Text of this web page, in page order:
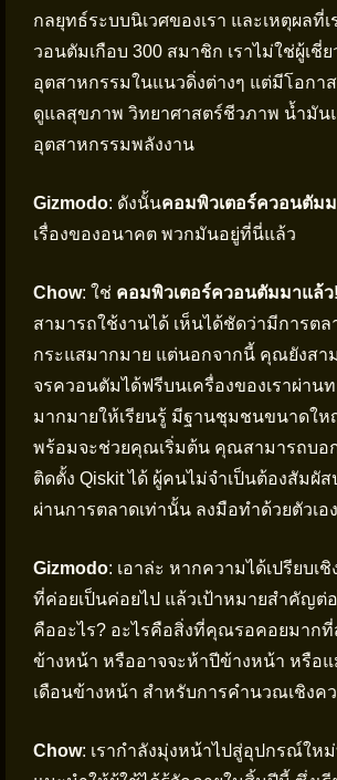
กลยุทธ์ระบบนิเวศของเรา และเหตุผลที่
วอนตัมเกือบ 300 สมาชิก เราไม่ใช่ผู้เชี่
อุตสาหกรรมในแนวดิ่งต่างๆ แต่มีโอกา
ดูแลสุขภาพ วิทยาศาสตร์ชีวภาพ น้ำมัน
อุตสาหกรรมพลังงาน
Gizmodo: ดังนั้นคอมพิวเตอร์ควอนตัม
เรื่องของอนาคต พวกมันอยู่ที่นี่แล้ว
Chow: ใช่ คอมพิวเตอร์ควอนตัมมาแล้ว!
สามารถใช้งานได้ เห็นได้ชัดว่ามีการต
กระแสมากมาย แต่นอกจากนี้ คุณยังสา
จรควอนตัมได้ฟรีบนเครื่องของเราผ่านท
มากมายให้เรียนรู้ มีฐานชุมชนขนาดใ
พร้อมจะช่วยคุณเริ่มต้น คุณสามารถบอก
ติดตั้ง Qiskit ได้ ผู้คนไม่จำเป็นต้องสัมผั
ผ่านการตลาดเท่านั้น ลงมือทำด้วยตัวเอ
Gizmodo: เอาล่ะ หากความได้เปรียบเ
ที่ค่อยเป็นค่อยไป แล้วเป้าหมายสำคัญต่
คืออะไร? อะไรคือสิ่งที่คุณรอคอยมาก
ข้างหน้า หรืออาจจะห้าปีข้างหน้า หรือ
เดือนข้างหน้า สำหรับการคำนวณเชิงค
Chow: เรากำลังมุ่งหน้าไปสู่อุปกรณ์ใหม่